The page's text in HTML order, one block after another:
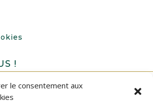
le consentement aux
!